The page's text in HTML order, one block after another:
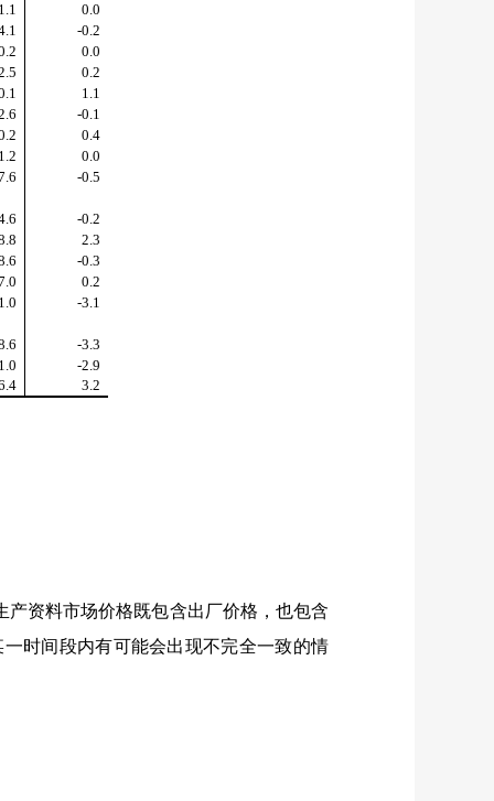
0.0
-0.2
0.0
0.2
1.1
-0.1
0.4
0.0
-0.5
-0.2
2.3
-0.3
0.2
-3.1
-3.3
-2.9
3.2
资料市场价格既包含出厂价格，也包含
时间段内有可能会出现不完全一致的情